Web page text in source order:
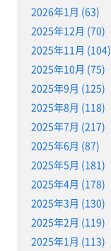
2026年1月 (63)
2025年12月 (70)
2025年11月 (104)
2025年10月 (75)
2025年9月 (125)
2025年8月 (118)
2025年7月 (217)
2025年6月 (87)
2025年5月 (181)
2025年4月 (178)
2025年3月 (130)
2025年2月 (119)
2025年1月 (113)